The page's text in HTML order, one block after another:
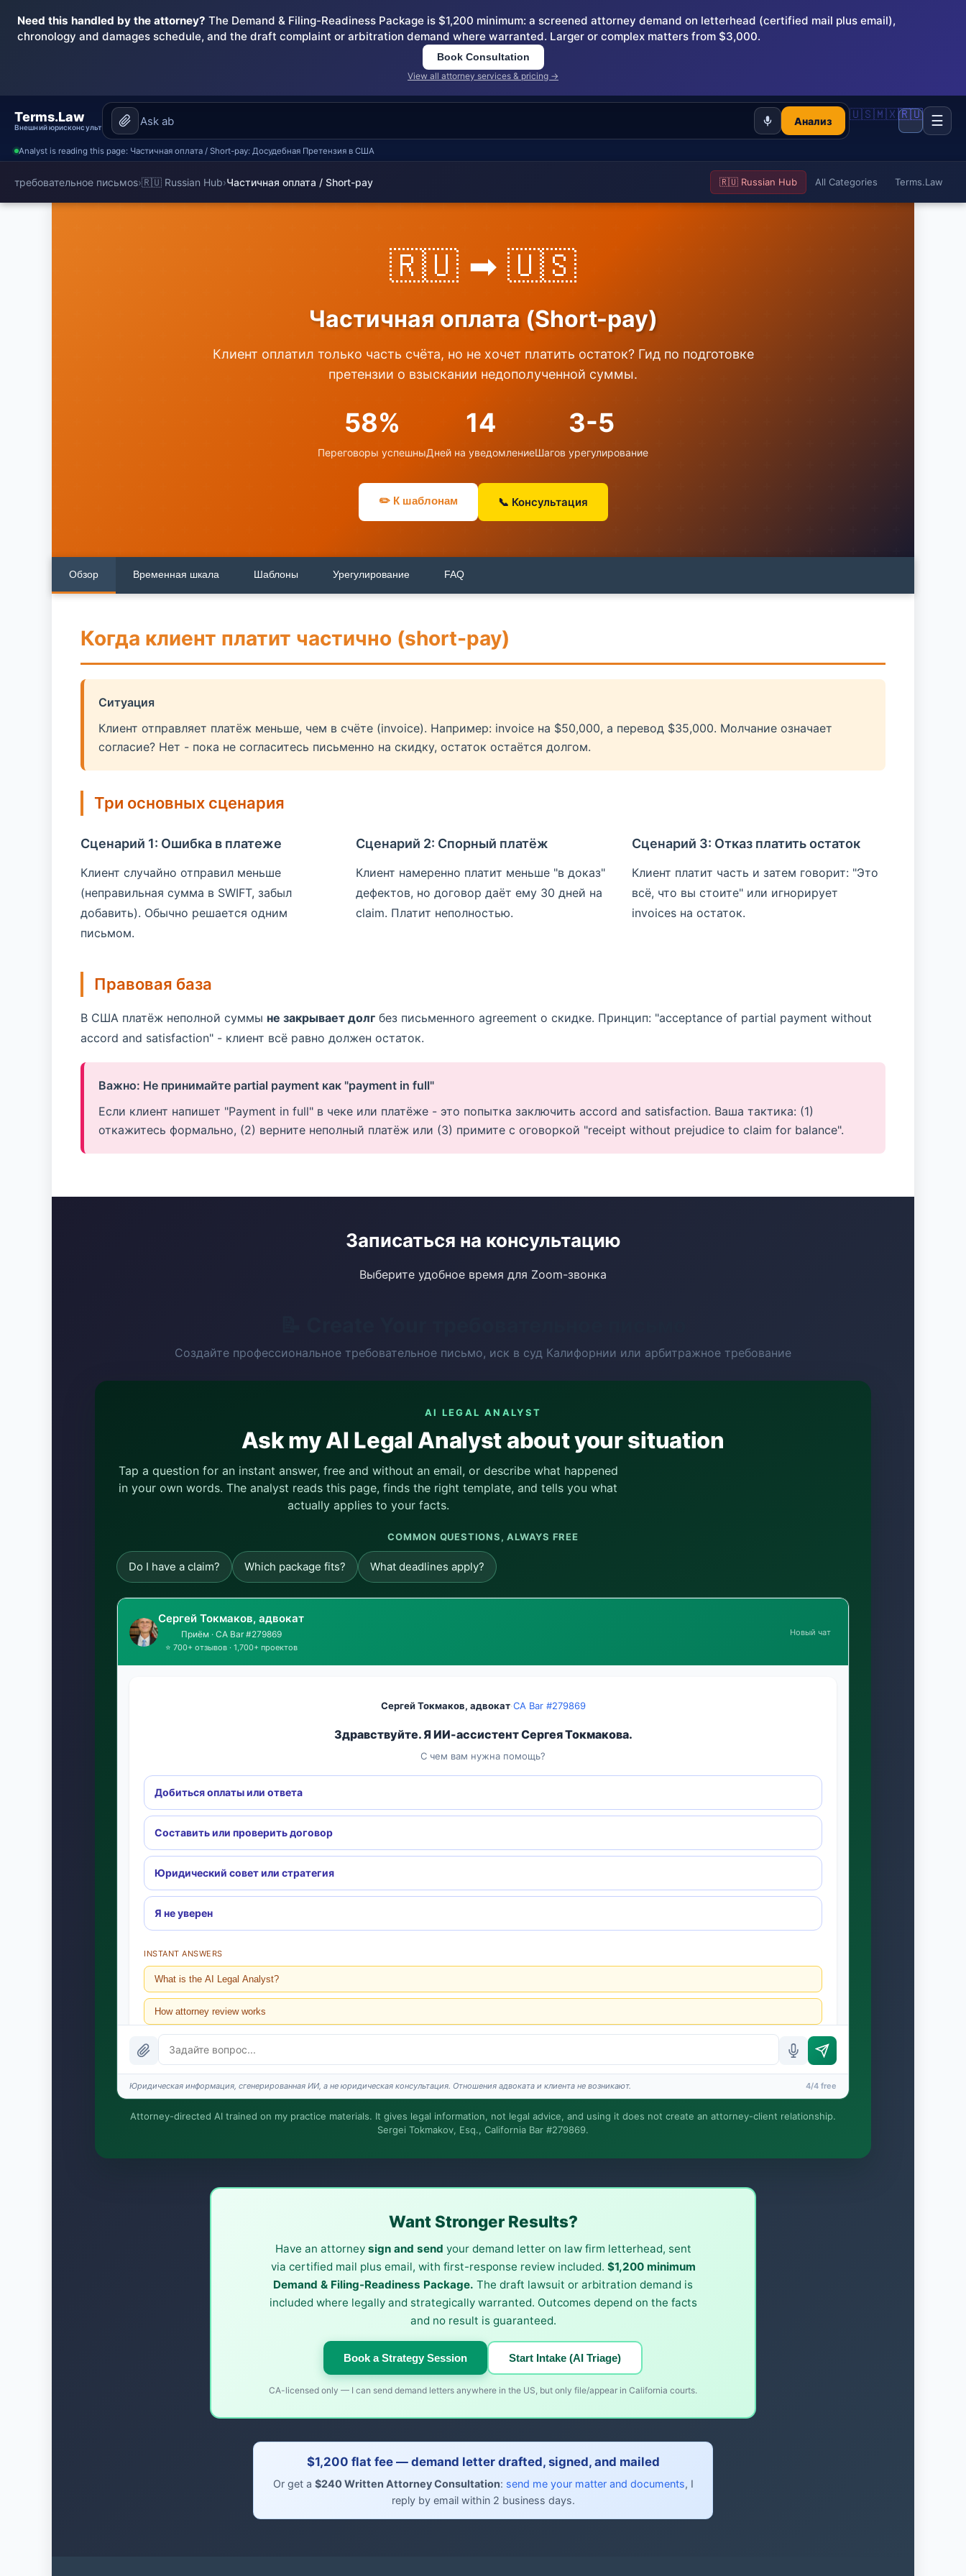
Need this handled by the attorney? The Demand & Filing-Readiness Package is $1,200 minimum: a screened attorney demand on letterhead (certified mail plus email),
chronology and damages schedule, and the draft complaint or arbitration demand where warranted. Larger or complex matters from $3,000.
Book Consultation
View all attorney services & pricing →
Terms.Law
Внешний юрисконсульт
Анализ 🇺🇸🇲🇽🇷🇺 ☰
Analyst is reading this page: Частичная оплата / Short-pay: Досудебная Претензия в США
требовательное письмоs›🇷🇺 Russian Hub›Частичная оплата / Short-pay 🇷🇺 Russian Hub All Categories Terms.Law
🇷🇺 ➡ 🇺🇸
Частичная оплата (Short-pay)
Клиент оплатил только часть счёта, но не хочет платить остаток? Гид по подготовке
претензии о взыскании недополученной суммы.
58%
Переговоры успешны
14
Дней на уведомление
3-5
Шагов урегулирование
✏️ К шаблонам 📞 Консультация
Обзор Временная шкала Шаблоны Урегулирование FAQ
Когда клиент платит частично (short-pay)
Ситуация
Клиент отправляет платёж меньше, чем в счёте (invoice). Например: invoice на $50,000, а перевод $35,000. Молчание означает
согласие? Нет - пока не согласитесь письменно на скидку, остаток остаётся долгом.
Три основных сценария
Сценарий 1: Ошибка в платеже
Клиент случайно отправил меньше
(неправильная сумма в SWIFT, забыл
добавить). Обычно решается одним
письмом.
Сценарий 2: Спорный платёж
Клиент намеренно платит меньше "в доказ"
дефектов, но договор даёт ему 30 дней на
claim. Платит неполностью.
Сценарий 3: Отказ платить остаток
Клиент платит часть и затем говорит: "Это
всё, что вы стоите" или игнорирует
invoices на остаток.
Правовая база
В США платёж неполной суммы не закрывает долг без письменного agreement о скидке. Принцип: "acceptance of partial payment without
accord and satisfaction" - клиент всё равно должен остаток.
Важно: Не принимайте partial payment как "payment in full"
Если клиент напишет "Payment in full" в чеке или платёже - это попытка заключить accord and satisfaction. Ваша тактика: (1)
откажитесь формально, (2) верните неполный платёж или (3) примите с оговоркой "receipt without prejudice to claim for balance".
Записаться на консультацию
Выберите удобное время для Zoom-звонка
Создайте профессиональное требовательное письмо, иск в суд Калифорнии или арбитражное требование
AI LEGAL ANALYST
Ask my AI Legal Analyst about your situation
Tap a question for an instant answer, free and without an email, or describe what happened
in your own words. The analyst reads this page, finds the right template, and tells you what
actually applies to your facts.
COMMON QUESTIONS, ALWAYS FREE
Do I have a claim? Which package fits? What deadlines apply?
Сергей Токмаков, адвокат
Приём · CA Bar #279869
⭐ 700+ отзывов · 1,700+ проектов
Новый чат
Сергей Токмаков, адвокат·CA Bar #279869
Здравствуйте. Я ИИ-ассистент Сергея Токмакова.
С чем вам нужна помощь?
Добиться оплаты или ответа
Составить или проверить договор
Юридический совет или стратегия
Я не уверен
INSTANT ANSWERS
What is the AI Legal Analyst?
How attorney review works
What does it cost?
Is this legal advice?
возникают, пока вы не наймёте Сергея. Дела по Калифорнии.
Юридическая информация, сгенерированная ИИ, а не юридическая консультация. Отношения адвоката и клиента не возникают. 4/4 free
Attorney-directed AI trained on my practice materials. It gives legal information, not legal advice, and using it does not create an attorney-client relationship.
Sergei Tokmakov, Esq., California Bar #279869.
Want Stronger Results?
Have an attorney sign and send your demand letter on law firm letterhead, sent
via certified mail plus email, with first-response review included. $1,200 minimum
Demand & Filing-Readiness Package. The draft lawsuit or arbitration demand is
included where legally and strategically warranted. Outcomes depend on the facts
and no result is guaranteed.
Book a Strategy Session Start Intake (AI Triage)
CA-licensed only — I can send demand letters anywhere in the US, but only file/appear in California courts.
$1,200 flat fee — demand letter drafted, signed, and mailed
Or get a $240 Written Attorney Consultation: send me your matter and documents, I
reply by email within 2 business days.